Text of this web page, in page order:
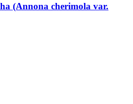
(Annona cherimola var.